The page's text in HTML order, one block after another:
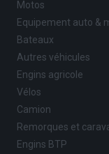
Motos
Equipement auto &
Bateaux
Autres véhicules
Engins agricole
Vélos
Camion
Remorques et
Engins BTP